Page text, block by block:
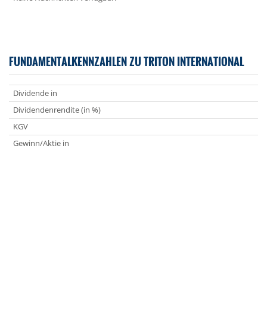
FUNDAMENTALKENNZAHLEN ZU TRITON INTERNATIONAL
Dividende in
Dividendenrendite (in %)
KGV
Gewinn/Aktie in